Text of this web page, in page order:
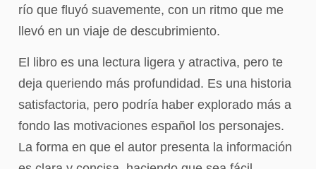
río que fluyó suavemente, con un ritmo que me
llevó en un viaje de descubrimiento.
El libro es una lectura ligera y atractiva, pero te
deja queriendo más profundidad. Es una historia
satisfactoria, pero podría haber explorado más a
fondo las motivaciones español los personajes.
La forma en que el autor presenta la información